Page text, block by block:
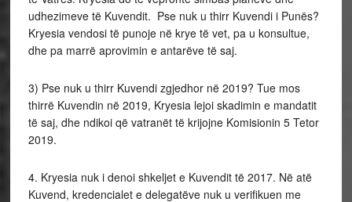
udhezimeve të Kuvendit. Pse nuk u thirr Kuvendi i Punës?
Kryesia vendosi të punoje në krye të vet, pa u konsultue,
dhe pa marrë aprovimin e antarëve të saj.
3) Pse nuk u thirr Kuvendi zgjedhor në 2019? Tue mos
thirrë Kuvendin në 2019, Kryesia lejoi skadimin e mandatit
të saj, dhe ndikoi që vatranët të krijojne Komisionin 5 Tetor
2019.
4. Kryesia nuk i denoi shkeljet e Kuvendit të 2017. Në atë
Kuvend, kredencialet e delegatëve nuk u verifikuen me